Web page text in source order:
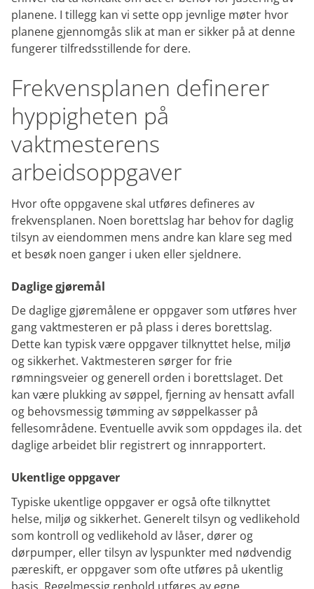
planene. I tillegg kan vi sette opp jevnlige møter hvor
planene gjennomgås slik at man er sikker på at denne
fungerer tilfredsstillende for dere.
Frekvensplanen definerer
hyppigheten på
vaktmesterens
arbeidsoppgaver
Hvor ofte oppgavene skal utføres defineres av
frekvensplanen. Noen borettslag har behov for daglig
tilsyn av eiendommen mens andre kan klare seg med
et besøk noen ganger i uken eller sjeldnere.
Daglige gjøremål
De daglige gjøremålene er oppgaver som utføres hver
gang vaktmesteren er på plass i deres borettslag.
Dette kan typisk være oppgaver tilknyttet helse, miljø
og sikkerhet. Vaktmesteren sørger for frie
rømningsveier og generell orden i borettslaget. Det
kan være plukking av søppel, fjerning av hensatt avfall
og behovsmessig tømming av søppelkasser på
fellesområdene. Eventuelle avvik som oppdages ila. det
daglige arbeidet blir registrert og innrapportert.
Ukentlige oppgaver
Typiske ukentlige oppgaver er også ofte tilknyttet
helse, miljø og sikkerhet. Generelt tilsyn og vedlikehold
som kontroll og vedlikehold av låser, dører og
dørpumper, eller tilsyn av lyspunkter med nødvendig
pæreskift, er oppgaver som ofte utføres på ukentlig